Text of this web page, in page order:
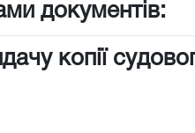
документів:
копії